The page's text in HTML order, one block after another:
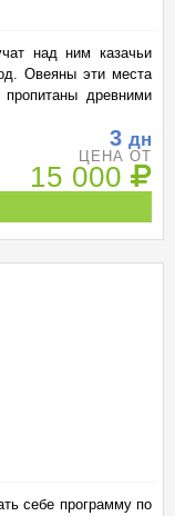
над ним казачьи
Овеяны эти места
древними
3 дн
ЦЕНА ОТ
15 000
себе программу по